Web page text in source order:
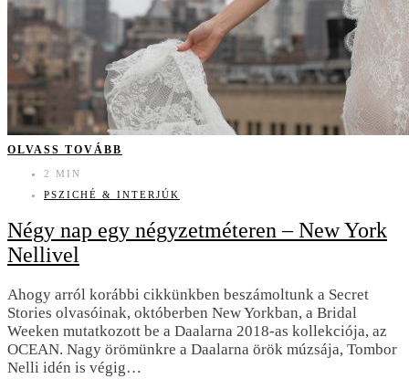
OLVASS TOVÁBB
2 MIN
PSZICHÉ & INTERJÚK
Négy nap egy négyzetméteren – New York
Nellivel
Ahogy arról korábbi cikkünkben beszámoltunk a Secret
Stories olvasóinak, októberben New Yorkban, a Bridal
Weeken mutatkozott be a Daalarna 2018-as kollekciója, az
OCEAN. Nagy örömünkre a Daalarna örök múzsája, Tombor
Nelli idén is végig…